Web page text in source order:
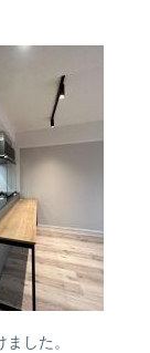
した。